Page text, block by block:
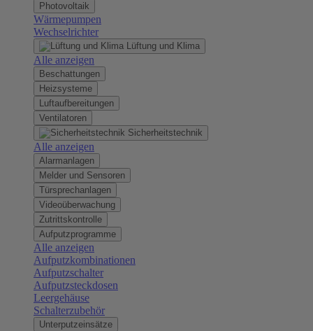
Photovoltaik
Wärmepumpen
Wechselrichter
Lüftung und Klima
Alle anzeigen
Beschattungen
Heizsysteme
Luftaufbereitungen
Ventilatoren
Sicherheitstechnik
Alle anzeigen
Alarmanlagen
Melder und Sensoren
Türsprechanlagen
Videoüberwachung
Zutrittskontrolle
Aufputzprogramme
Alle anzeigen
Aufputzkombinationen
Aufputzschalter
Aufputzsteckdosen
Leergehäuse
Schalterzubehör
Unterputzeinsätze